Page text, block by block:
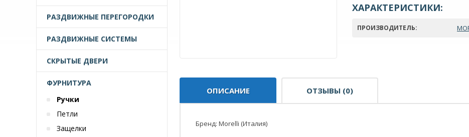
РАЗДВИЖНЫЕ ПЕРЕГОРОДКИ
РАЗДВИЖНЫЕ СИСТЕМЫ
СКРЫТЫЕ ДВЕРИ
ФУРНИТУРА
Ручки
Петли
Защелки
ХАРАКТЕРИСТИКИ:
ПРОИЗВОДИТЕЛЬ:
ОПИСАНИЕ ОТЗЫВЫ (0)
Бренд: Morelli (Италия)